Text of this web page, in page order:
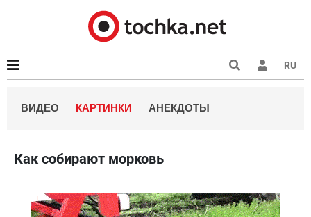
RU
ВИДЕО КАРТИНКИ АНЕКДОТЫ
Как собирают морковь